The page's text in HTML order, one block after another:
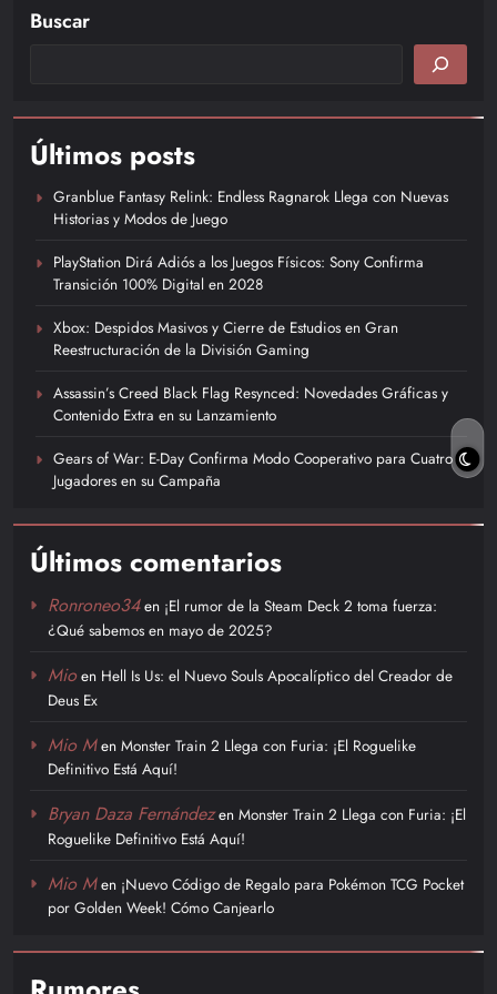
Leer más
Buscar
Últimos posts
Granblue Fantasy Relink: Endless Ragnarok Llega con Nuevas
Historias y Modos de Juego
PlayStation Dirá Adiós a los Juegos Físicos: Sony Confirma
Transición 100% Digital en 2028
Xbox: Despidos Masivos y Cierre de Estudios en Gran
Reestructuración de la División Gaming
Assassin’s Creed Black Flag Resynced: Novedades Gráficas y
Contenido Extra en su Lanzamiento
Gears of War: E-Day Confirma Modo Cooperativo para Cuatro
Jugadores en su Campaña
Últimos comentarios
Ronroneo34en ¡El rumor de la Steam Deck 2 toma fuerza:
¿Qué sabemos en mayo de 2025?
Mioen Hell Is Us: el Nuevo Souls Apocalíptico del Creador de
Deus Ex
Mio Men Monster Train 2 Llega con Furia: ¡El Roguelike
Definitivo Está Aquí!
Bryan Daza Fernándezen Monster Train 2 Llega con Furia: ¡El
Roguelike Definitivo Está Aquí!
Mio Men ¡Nuevo Código de Regalo para Pokémon TCG Pocket
por Golden Week! Cómo Canjearlo